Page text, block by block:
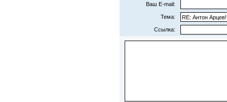
Ваш E-mail:
Тема:
Ссылка: